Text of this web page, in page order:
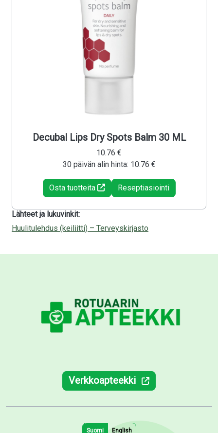
Decubal Lips Dry Spots Balm 30 ML
10.76 €
30 päivän alin hinta: 10.76 €
Osta tuotteita Reseptiasiointi
Lähteet ja lukuvinkit:
Huulitulehdus (keiliitti) – Terveyskirjasto
Verkkoapteekki
Suomi English